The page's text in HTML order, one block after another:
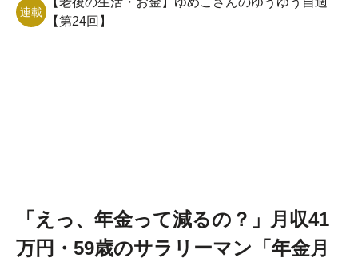
連載
【第24回】
「えっ、年金って減るの？」月収41
万円・59歳のサラリーマン「年金月